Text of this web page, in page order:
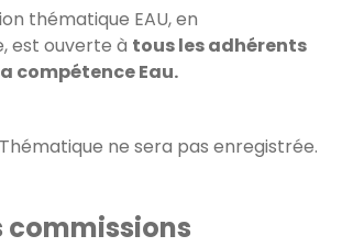
thématique EAU, en
est ouverte à tous les adhérents
compétence Eau.
ne sera pas enregistrée.
commissions